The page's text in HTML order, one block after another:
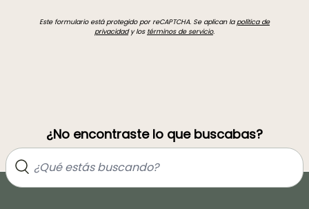
Este formulario está protegido por reCAPTCHA. Se aplican la política de
privacidady los términos de servicio.
¿No encontraste lo que buscabas?